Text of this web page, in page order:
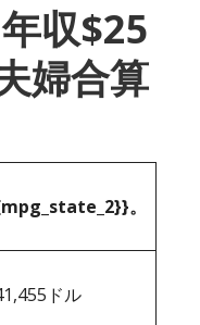
収$25
婦合算
。
ドル